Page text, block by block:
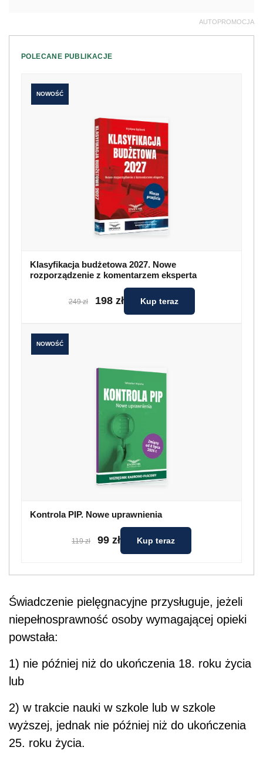
AUTOPROMOCJA
POLECANE PUBLIKACJE
NOWOŚĆ
Klasyfikacja budżetowa 2027. Nowe
rozporządzenie z komentarzem eksperta
249 zł 198 zł Kup teraz
NOWOŚĆ
Kontrola PIP. Nowe uprawnienia
119 zł 99 zł Kup teraz
Świadczenie pielęgnacyjne przysługuje, jeżeli
niepełnosprawność osoby wymagającej opieki
powstała:
1) nie później niż do ukończenia 18. roku życia
lub
2) w trakcie nauki w szkole lub w szkole
wyższej, jednak nie później niż do ukończenia
25. roku życia.